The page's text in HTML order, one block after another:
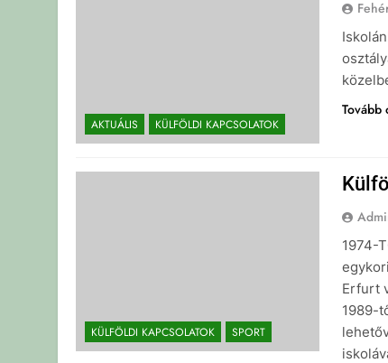
AKTUÁLIS KÜLFÖLDI KAPCSOLATOK
Tovább
KÜLFÖLDI KAPCSOLATOK SPORT
1974-
Erfurt
1989-